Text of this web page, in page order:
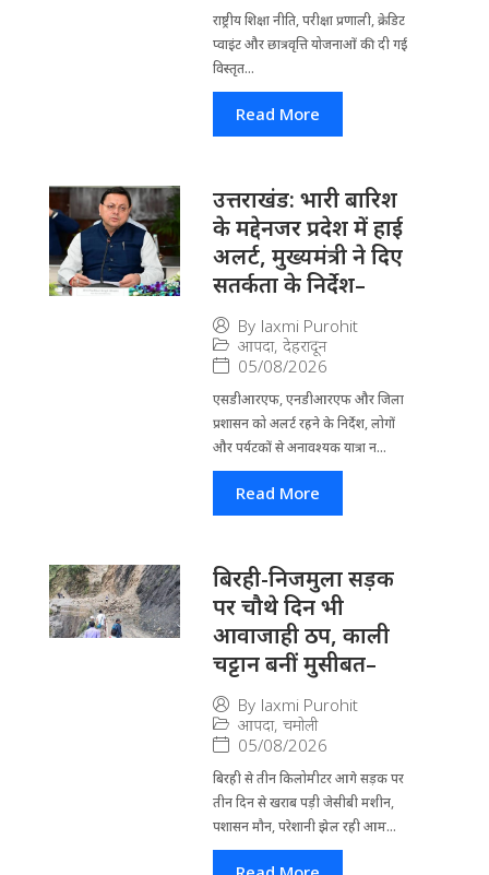
राष्ट्रीय शिक्षा नीति, परीक्षा प्रणाली, क्रेडिट
प्वाइंट और छात्रवृत्ति योजनाओं की दी गई
विस्तृत...
Read More
उत्तराखंड: भारी बारिश
के मद्देनजर प्रदेश में हाई
अलर्ट, मुख्यमंत्री ने दिए
सतर्कता के निर्देश–
By laxmi Purohit
आपदा, देहरादून
05/08/2026
एसडीआरएफ, एनडीआरएफ और जिला
प्रशासन को अलर्ट रहने के निर्देश, लोगों
और पर्यटकों से अनावश्यक यात्रा न...
Read More
बिरही-निजमुला सड़क
पर चौथे दिन भी
आवाजाही ठप, काली
चट्टान बनीं मुसीबत–
By laxmi Purohit
आपदा, चमोली
05/08/2026
बिरही से तीन किलोमीटर आगे सड़क पर
तीन दिन से खराब पड़ी जेसीबी मशीन,
पशासन मौन, परेशानी झेल रही आम...